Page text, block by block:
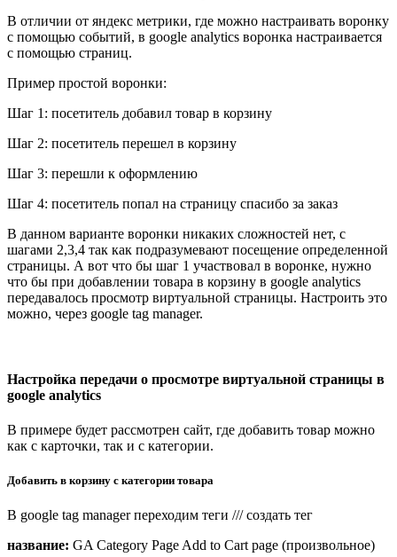
В отличии от яндекс метрики, где можно настраивать воронку
с помощью событий, в google analytics воронка настраивается
с помощью страниц.
Пример простой воронки:
Шаг 1: посетитель добавил товар в корзину
Шаг 2: посетитель перешел в корзину
Шаг 3: перешли к оформлению
Шаг 4: посетитель попал на страницу спасибо за заказ
В данном варианте воронки никаких сложностей нет, с
шагами 2,3,4 так как подразумевают посещение определенной
страницы. А вот что бы шаг 1 участвовал в воронке, нужно
что бы при добавлении товара в корзину в google analytics
передавалось просмотр виртуальной страницы. Настроить это
можно, через google tag manager.
Настройка передачи о просмотре виртуальной страницы в
google analytiсs
В примере будет рассмотрен сайт, где добавить товар можно
как с карточки, так и с категории.
Добавить в корзину с категории товара
В google tag manager переходим теги /// создать тег
название: GA Category Page Add to Cart page (произвольное)